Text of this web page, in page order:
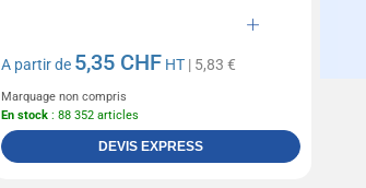
A partir de 5,35 CHF HT| 5,83 €
Marquage non compris
En stock: 88 352 articles
DEVIS EXPRESS